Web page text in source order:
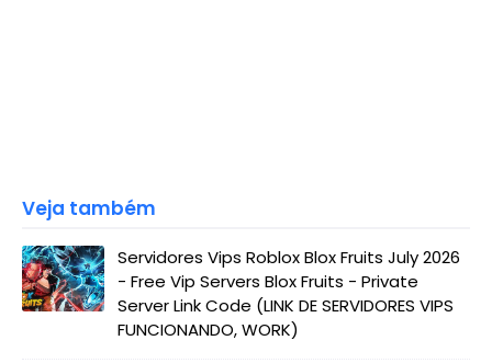
Veja também
Servidores Vips Roblox Blox Fruits July 2026
- Free Vip Servers Blox Fruits - Private
Server Link Code (LINK DE SERVIDORES VIPS
FUNCIONANDO, WORK)